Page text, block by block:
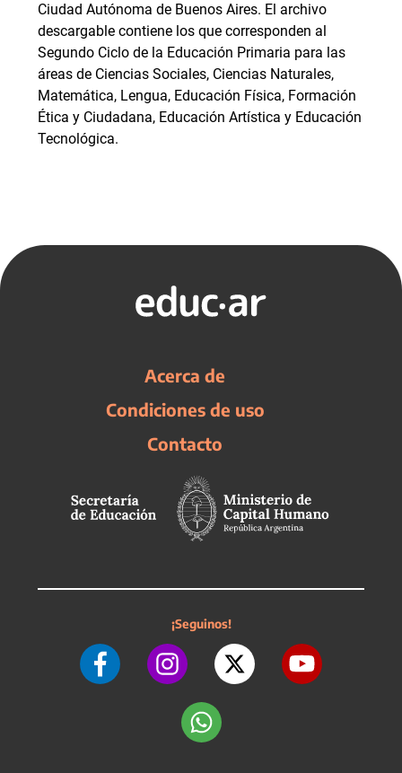
Ciudad Autónoma de Buenos Aires. El archivo
descargable contiene los que corresponden al
Segundo Ciclo de la Educación Primaria para las
áreas de Ciencias Sociales, Ciencias Naturales,
Matemática, Lengua, Educación Física, Formación
Ética y Ciudadana, Educación Artística y Educación
Tecnológica.
Acerca de
Condiciones de uso
Contacto
¡Seguinos!